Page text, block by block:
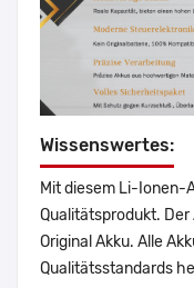
Wissenswertes:
Mit diesem Li-Ionen-
Qualitätsprodukt. Der
Original Akku. Alle
Qualitätsstandards